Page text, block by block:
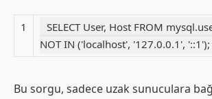
1
SELECT User, Host FROM
NOT IN ('localhost', '127.0.0.1', '::1');
Bu sorgu, sadece uzak sunuculara